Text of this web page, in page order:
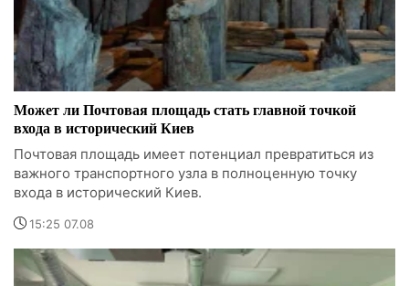
Может ли Почтовая площадь стать главной точкой
входа в исторический Киев
Почтовая площадь имеет потенциал превратиться из
важного транспортного узла в полноценную точку
входа в исторический Киев.
15:25 07.08